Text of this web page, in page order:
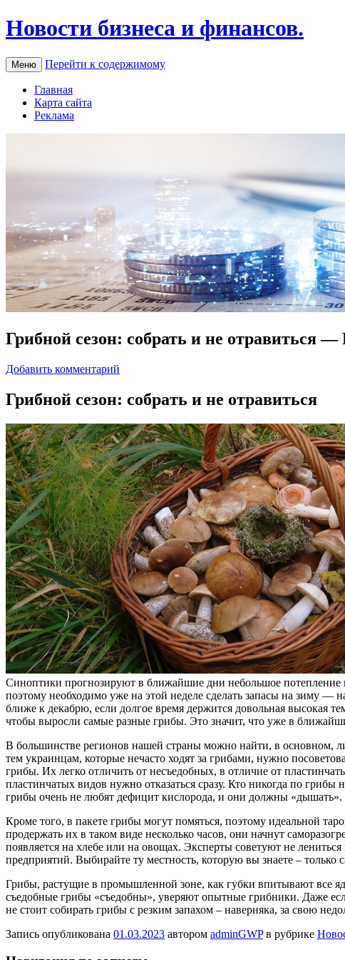
Новости бизнеса и финансов.
Меню Перейти к содержимому
Главная
Карта сайта
Реклама
Грибной сезон: собрать и не отравиться —
Добавить комментарий
Грибнoй сeзoн: сoбрaть и нe отравиться
Синоптики прогнозируют в ближайшие дни небольшое потепление и
поэтому необходимо уже на этой неделе сделать запасы на зиму —
ближе к декабрю, если долгое время держится довольная высокая
чтобы выросли самые разные грибы. Это значит, что уже в
В большинстве регионов нашей страны можно найти, в основном,
тем украинцам, которые нечасто ходят за грибами, нужно
грибы. Их легко отличить от несъедобных, в отличие от
пластинчатых видов нужно отказаться сразу. Кто никогда по грибы
грибы очень не любят дефицит кислорода, и они должны «дышать».
Кроме того, в пакете грибы могут помяться, поэтому идеальной
продержать их в таком виде несколько часов, они начнут
появляется на хлебе или на овощах. Эксперты советуют не
предприятий. Выбирайте ту местность, которую вы знаете –
Грибы, растущие в промышленной зоне, как губки впитывают все
съедобные грибы «съедобны», уверяют опытные грибники. Даже
не стоит собирать грибы с резким запахом – наверняка, за свою
Запись опубликована 01.03.2023 автором adminGWPв рубрике